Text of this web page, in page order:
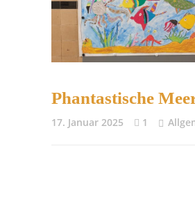
Phantastische
17. Januar 2025 1